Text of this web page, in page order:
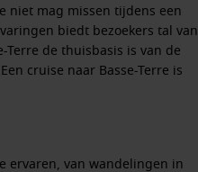
niet mag missen tijdens een
biedt bezoekers tal van
de thuisbasis is van de
cruise naar Basse-Terre is
ervaren, van wandelingen in